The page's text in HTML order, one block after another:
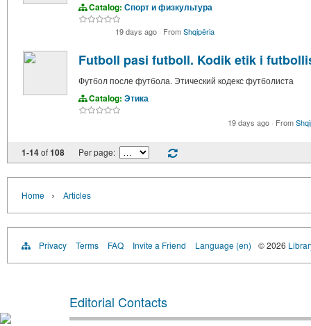
Catalog: Спорт и физкультура
19 days ago · FromShqipëria
Futboll pasi futboll. Kodik etik i
Футбол после футбола. Этический кодекс футболиста
Catalog: Этика
19 days ago · From
1-14of108 Per page:
Home › Articles
Privacy Terms FAQ Invite a Friend Language (en) © 2026
Editorial Contacts